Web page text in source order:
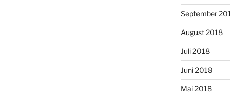
September
August 2018
Juli 2018
Juni 2018
Mai 2018